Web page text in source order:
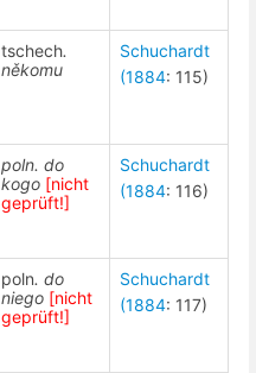
tschech.
někomu
Schuchardt
(1884: 115)
poln. do
kogo [nicht
geprüft!]
Schuchardt
(1884: 116)
poln. do
niego [nicht
geprüft!]
Schuchardt
(1884: 117)